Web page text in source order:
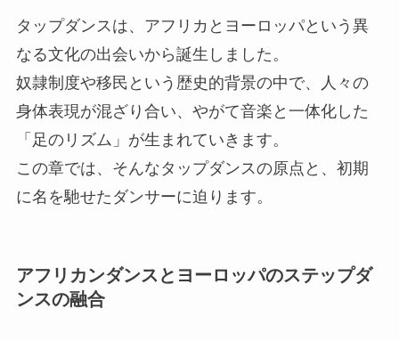
タップダンスは、アフリカとヨーロッパという異
なる文化の出会いから誕生しました。
奴隷制度や移民という歴史的背景の中で、人々の
身体表現が混ざり合い、やがて音楽と一体化した
「足のリズム」が生まれていきます。
この章では、そんなタップダンスの原点と、初期
に名を馳せたダンサーに迫ります。
アフリカンダンスとヨーロッパのステップダ
ンスの融合